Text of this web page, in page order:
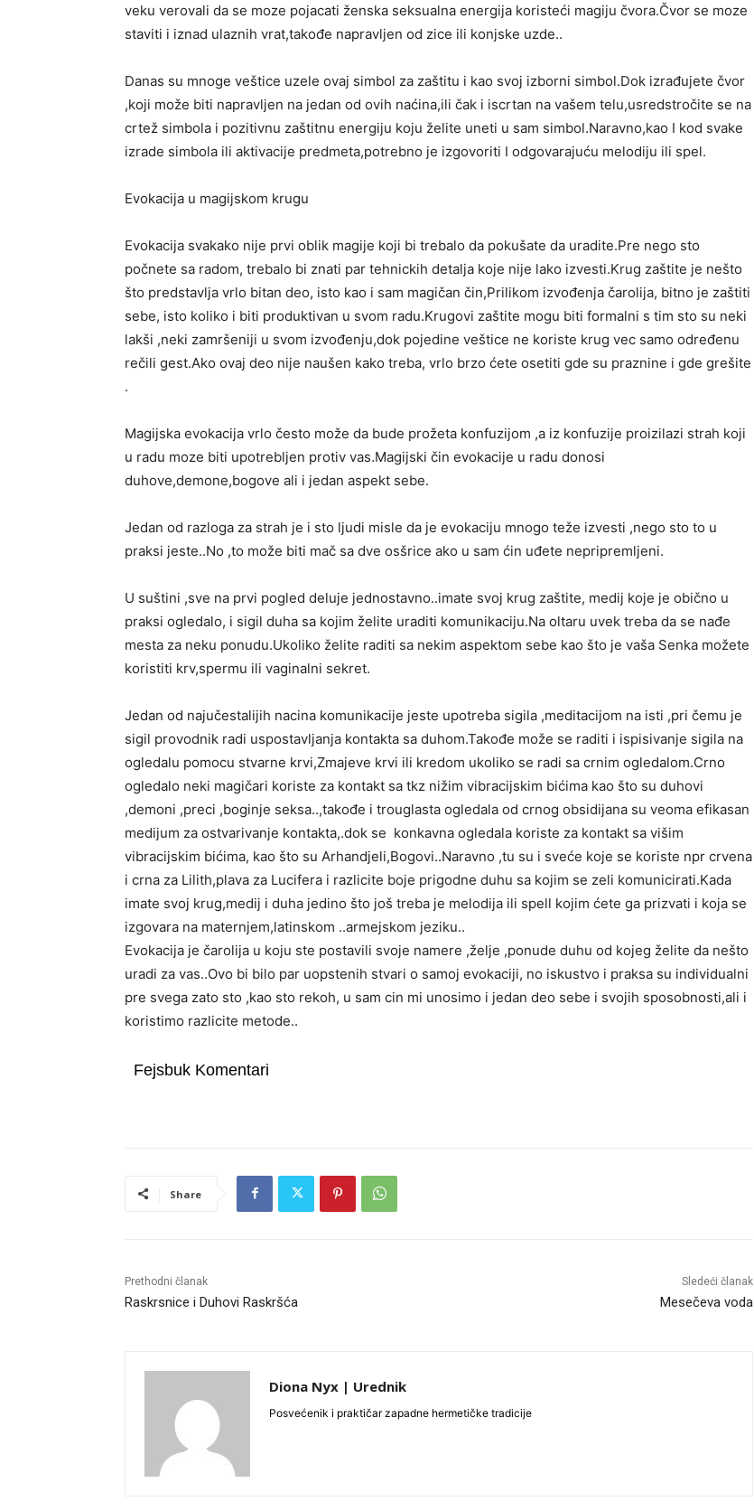
veku verovali da se moze pojacati ženska seksualna energija koristeći magiju čvora.Čvor se moze
staviti i iznad ulaznih vrat,takođe napravljen od zice ili konjske uzde..
Danas su mnoge veštice uzele ovaj simbol za zaštitu i kao svoj izborni simbol.Dok izrađujete čvor
,koji može biti napravljen na jedan od ovih naćina,ili čak i iscrtan na vašem telu,usredstročite se na
crtež simbola i pozitivnu zaštitnu energiju koju želite uneti u sam simbol.Naravno,kao I kod svake
izrade simbola ili aktivacije predmeta,potrebno je izgovoriti I odgovarajuću melodiju ili spel.
Evokacija u magijskom krugu
Evokacija svakako nije prvi oblik magije koji bi trebalo da pokušate da uradite.Pre nego sto
počnete sa radom, trebalo bi znati par tehnickih detalja koje nije lako izvesti.Krug zaštite je nešto
što predstavlja vrlo bitan deo, isto kao i sam magičan čin,Prilikom izvođenja čarolija, bitno je zaštiti
sebe, isto koliko i biti produktivan u svom radu.Krugovi zaštite mogu biti formalni s tim sto su neki
lakši ,neki zamršeniji u svom izvođenju,dok pojedine veštice ne koriste krug vec samo određenu
rečili gest.Ako ovaj deo nije naušen kako treba, vrlo brzo ćete osetiti gde su praznine i gde grešite
.
Magijska evokacija vrlo često može da bude prožeta konfuzijom ,a iz konfuzije proizilazi strah koji
u radu moze biti upotrebljen protiv vas.Magijski čin evokacije u radu donosi
duhove,demone,bogove ali i jedan aspekt sebe.
Jedan od razloga za strah je i sto ljudi misle da je evokaciju mnogo teže izvesti ,nego sto to u
praksi jeste..No ,to može biti mač sa dve osšrice ako u sam ćin uđete nepripremljeni.
U suštini ,sve na prvi pogled deluje jednostavno..imate svoj krug zaštite, medij koje je obično u
praksi ogledalo, i sigil duha sa kojim želite uraditi komunikaciju.Na oltaru uvek treba da se nađe
mesta za neku ponudu.Ukoliko želite raditi sa nekim aspektom sebe kao što je vaša Senka možete
koristiti krv,spermu ili vaginalni sekret.
Jedan od najučestalijih nacina komunikacije jeste upotreba sigila ,meditacijom na isti ,pri čemu je
sigil provodnik radi uspostavljanja kontakta sa duhom.Takođe može se raditi i ispisivanje sigila na
ogledalu pomocu stvarne krvi,Zmajeve krvi ili kredom ukoliko se radi sa crnim ogledalom.Crno
ogledalo neki magičari koriste za kontakt sa tkz nižim vibracijskim bićima kao što su duhovi
,demoni ,preci ,boginje seksa..,takođe i trouglasta ogledala od crnog obsidijana su veoma efikasan
medijum za ostvarivanje kontakta,.dok se konkavna ogledala koriste za kontakt sa višim
vibracijskim bićima, kao što su Arhandjeli,Bogovi..Naravno ,tu su i sveće koje se koriste npr crvena
i crna za Lilith,plava za Lucifera i razlicite boje prigodne duhu sa kojim se zeli komunicirati.Kada
imate svoj krug,medij i duha jedino što još treba je melodija ili spell kojim ćete ga prizvati i koja se
izgovara na maternjem,latinskom ..armejskom jeziku..
Evokacija je čarolija u koju ste postavili svoje namere ,želje ,ponude duhu od kojeg želite da nešto
uradi za vas..Ovo bi bilo par uopstenih stvari o samoj evokaciji, no iskustvo i praksa su individualni
pre svega zato sto ,kao sto rekoh, u sam cin mi unosimo i jedan deo sebe i svojih sposobnosti,ali i
koristimo razlicite metode..
Fejsbuk Komentari
Share
Prethodni članak
Raskrsnice i Duhovi Raskršća
Sledeći članak
Mesečeva voda
Diona Nyx | Urednik
Posvećenik i praktičar zapadne hermetičke tradicije